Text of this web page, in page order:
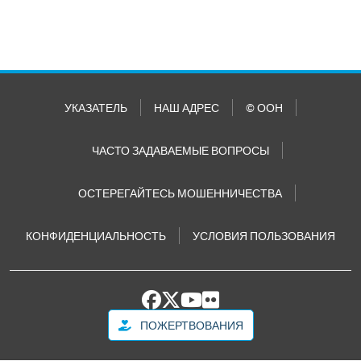
УКАЗАТЕЛЬ НАШ АДРЕС © ООН
ЧАСТО ЗАДАВАЕМЫЕ ВОПРОСЫ
ОСТЕРЕГАЙТЕСЬ МОШЕННИЧЕСТВА
КОНФИДЕНЦИАЛЬНОСТЬ УСЛОВИЯ ПОЛЬЗОВАНИЯ
ПОЖЕРТВОВАНИЯ